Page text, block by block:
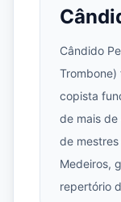
Cândido
copista
de mais
de
Medeiros,
repertório